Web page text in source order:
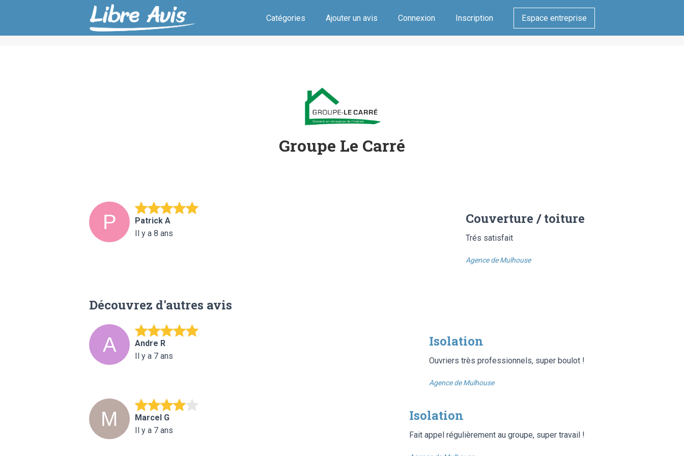
Catégories Ajouter un avis Connexion Inscription Espace entreprise
Groupe Le Carré
Patrick A
Il y a 8 ans
Couverture / toiture
Trés satisfait
Agence de Mulhouse
Découvrez d'autres avis
Andre R
Il y a 7 ans
Isolation
Ouvriers très professionnels, super boulot !
Agence de Mulhouse
Marcel G
Il y a 7 ans
Isolation
Fait appel régulièrement au groupe, super travail !